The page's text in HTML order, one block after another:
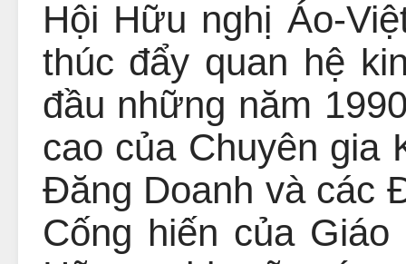
Hội Hữu nghị Áo-
thúc đẩy quan hệ
đầu những năm
cao của Chuyên gia
Đăng Doanh và các
Cống hiến của